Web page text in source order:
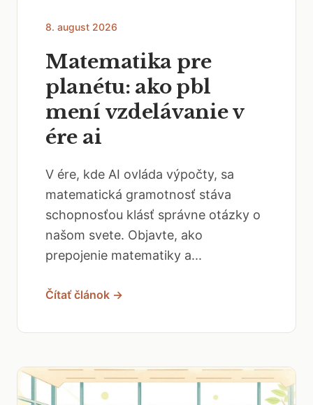
8. august 2026
Matematika pre
planétu: ako pbl
mení vzdelávanie v
ére ai
V ére, kde AI ovláda výpočty, sa
matematická gramotnosť stáva
schopnosťou klásť správne otázky o
našom svete. Objavte, ako
prepojenie matematiky a...
Čítať článok →